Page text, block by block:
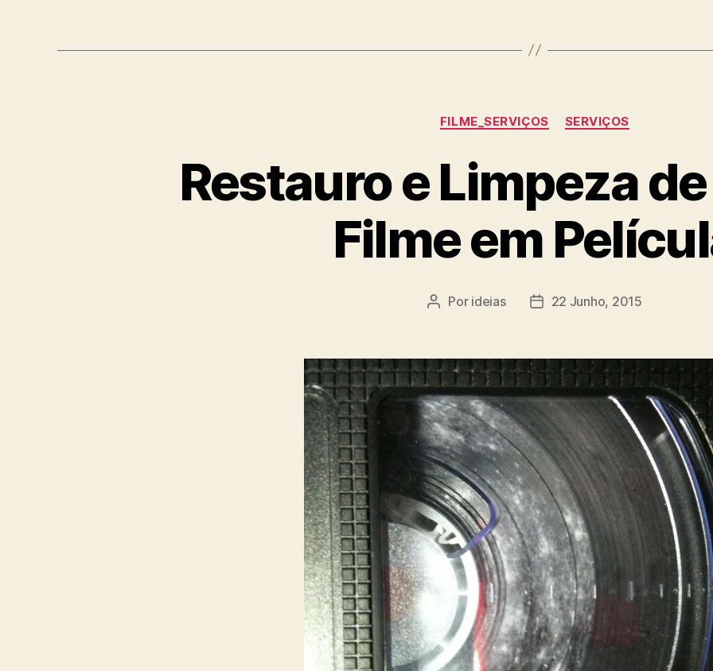
Categorias
FILME_SERVIÇOS SERVIÇOS
Restauro e Limpeza
Filme em
Autor
Por ideias
Data22 Junho, 2015